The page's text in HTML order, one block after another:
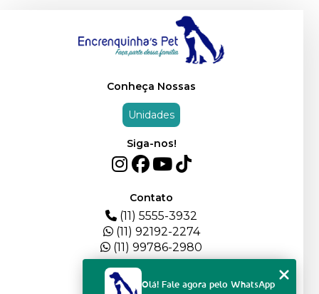
Conheça Nossas
Unidades
Siga-nos!
Contato
(11) 5555-3932
(11) 92192-2274
(11) 99786-2980
Olá! Fale agora pelo WhatsApp